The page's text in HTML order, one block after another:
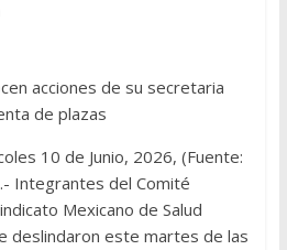
acciones de su secretaria
de plazas
10 de Junio, 2026, (Fuente:
Integrantes del Comité
Mexicano de Salud
deslindaron este martes de las